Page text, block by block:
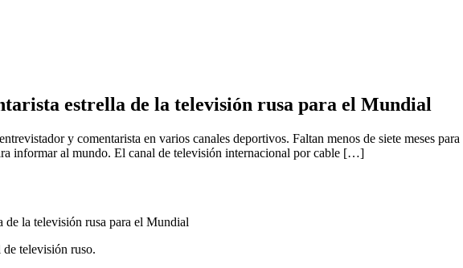
estrella de la televisión rusa para el Mundial
y comentarista en varios canales deportivos. Faltan menos de siete meses
informar al mundo. El canal de televisión internacional por cable […]
televisión ruso.